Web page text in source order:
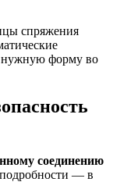
спряжения
нужную форму во
соединению
— в